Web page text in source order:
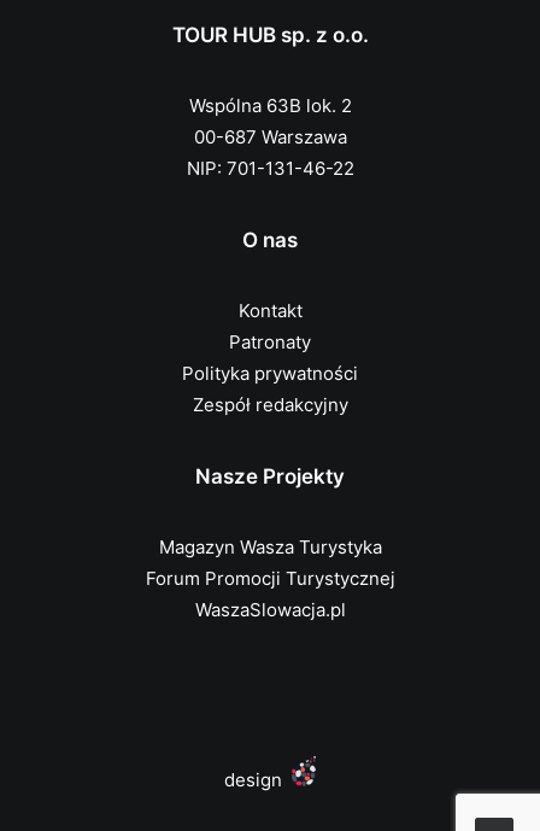
TOUR HUB sp. z o.o.
Wspólna 63B lok. 2
00-687 Warszawa
NIP: 701-131-46-22
O nas
Kontakt
Patronaty
Polityka prywatności
Zespół redakcyjny
Nasze Projekty
Magazyn Wasza Turystyka
Forum Promocji Turystycznej
WaszaSlowacja.pl
design